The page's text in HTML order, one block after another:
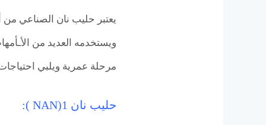
يعتبر حليب نان الصناعي من
ويستخدمه العديد من
مرحلة عمرية ويلبي
حليب نان 1(NAN ):